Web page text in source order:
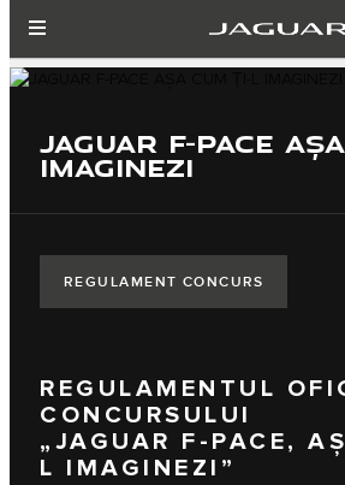
JAGUAR F-PACE
IMAGINEZI
REGULAMENT CONCURS
REGULAMENTUL
CONCURSULUI
„JAGUAR F-PACE,
L IMAGINEZI”